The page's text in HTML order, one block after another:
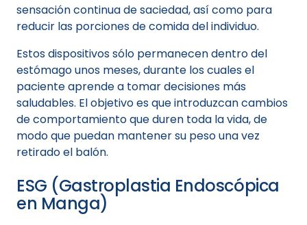
sensación continua de saciedad, así como para
reducir las porciones de comida del individuo.
Estos dispositivos sólo permanecen dentro del
estómago unos meses, durante los cuales el
paciente aprende a tomar decisiones más
saludables. El objetivo es que introduzcan cambios
de comportamiento que duren toda la vida, de
modo que puedan mantener su peso una vez
retirado el balón.
ESG (Gastroplastia Endoscópica
en Manga)